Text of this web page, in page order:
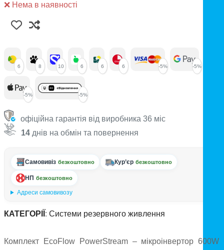
❌ Нема в наявності
6 8 10 6 6 6 -5% -5%
-5% -5%
офіційна гарантія від виробника 36 міс
14 днів на обмін та повернення
Самовивіз безкоштовно Кур’єр безкоштовно
НП безкоштовно
Адреси самовивозу
КАТЕГОРІЇ : Системи резервного живлення
Комплект EcoFlow PowerStream – мікроінвертор 600W